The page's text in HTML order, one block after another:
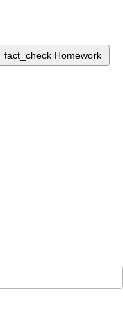
fact_check Homework